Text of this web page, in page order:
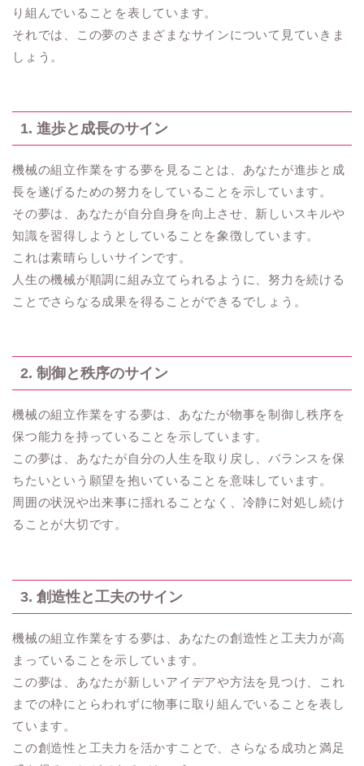
り組んでいることを表しています。
それでは、この夢のさまざまなサインについて見ていきま
しょう。
1. 進歩と成長のサイン
機械の組立作業をする夢を見ることは、あなたが進歩と成
長を遂げるための努力をしていることを示しています。
その夢は、あなたが自分自身を向上させ、新しいスキルや
知識を習得しようとしていることを象徴しています。
これは素晴らしいサインです。
人生の機械が順調に組み立てられるように、努力を続ける
ことでさらなる成果を得ることができるでしょう。
2. 制御と秩序のサイン
機械の組立作業をする夢は、あなたが物事を制御し秩序を
保つ能力を持っていることを示しています。
この夢は、あなたが自分の人生を取り戻し、バランスを保
ちたいという願望を抱いていることを意味しています。
周囲の状況や出来事に揺れることなく、冷静に対処し続け
ることが大切です。
3. 創造性と工夫のサイン
機械の組立作業をする夢は、あなたの創造性と工夫力が高
まっていることを示しています。
この夢は、あなたが新しいアイデアや方法を見つけ、これ
までの枠にとらわれずに物事に取り組んでいることを表し
ています。
この創造性と工夫力を活かすことで、さらなる成功と満足